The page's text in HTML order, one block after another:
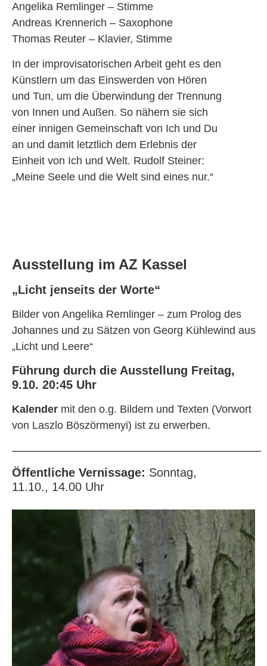
Angelika Remlinger – Stimme
Andreas Krennerich – Saxophone
Thomas Reuter – Klavier, Stimme
In der improvisatorischen Arbeit geht es den
Künstlern um das Einswerden von Hören
und Tun, um die Überwindung der Trennung
von Innen und Außen. So nähern sie sich
einer innigen Gemeinschaft von Ich und Du
an und damit letztlich dem Erlebnis der
Einheit von Ich und Welt. Rudolf Steiner:
„Meine Seele und die Welt sind eines nur.“
Ausstellung im AZ Kassel
„Licht jenseits der Worte“
Bilder von Angelika Remlinger – zum Prolog des
Johannes und zu Sätzen von Georg Kühlewind aus
„Licht und Leere“
Führung durch die Ausstellung Freitag,
9.10. 20:45 Uhr
Kalender mit den o.g. Bildern und Texten (Vorwort
von Laszlo Böszörmenyi) ist zu erwerben.
Öffentliche Vernissage: Sonntag,
11.10., 14.00 Uhr